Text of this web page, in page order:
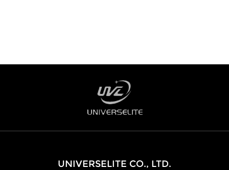
UNIVERSELITE CO., LTD.